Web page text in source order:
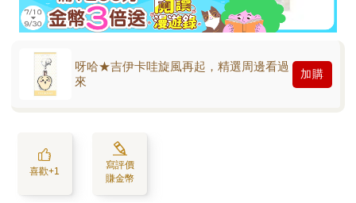
呀哈★吉伊卡哇旋風再起，精選周邊看過
來
加購
喜歡+1
寫評價
賺金幣